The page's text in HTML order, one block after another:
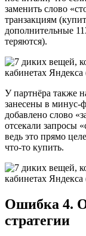
заменить слово
транзакциям
дополнительные
теряются).
У партнёра также
занесены в минус-
добавлено слово
отсекали запросы
ведь это прямо
что-то купить.
Ошибка 4.
стратегии